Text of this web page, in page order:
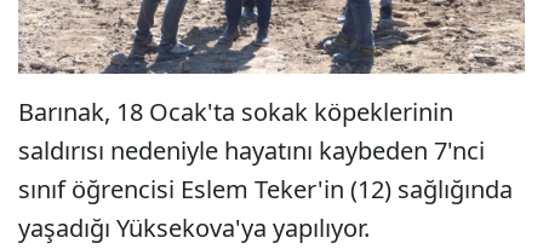
Barınak, 18 Ocak'ta sokak köpeklerinin
saldırısı nedeniyle hayatını kaybeden 7'nci
sınıf öğrencisi Eslem Teker'in (12) sağlığında
yaşadığı Yüksekova'ya yapılıyor.